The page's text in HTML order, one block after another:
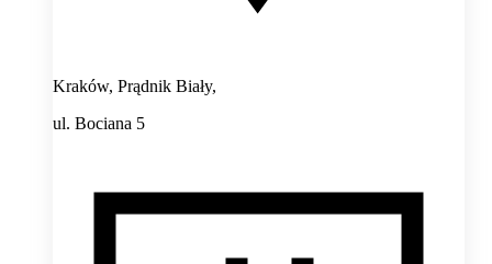
Kraków, Prądnik Biały,
ul. Bociana 5